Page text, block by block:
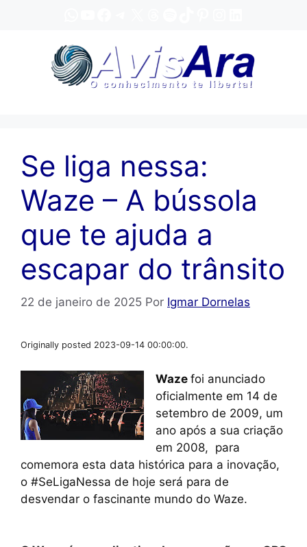
Se liga nessa:
Waze – A bússola
que te ajuda a
escapar do trânsito
22 de janeiro de 2025 Por Igmar Dornelas
Originally posted 2023-09-14 00:00:00.
Waze foi anunciado
oficialmente em 14 de
setembro de 2009, um
ano após a sua criação
em 2008, para
comemora esta data histórica para a inovação,
o #SeLigaNessa de hoje será para de
desvendar o fascinante mundo do Waze.